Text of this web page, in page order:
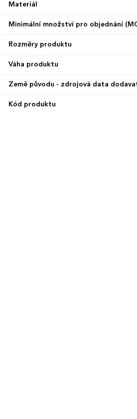
Materiál
Minimální množství pro objednání
Rozměry produktu
Váha produktu
Země původu - zdrojová data
Kód produktu